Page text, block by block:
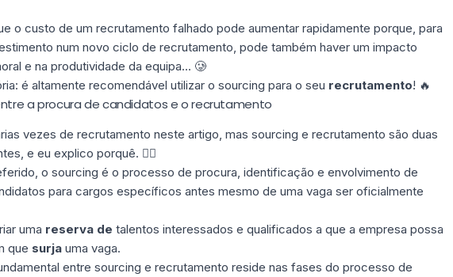
o custo de um recrutamento falhado pode aumentar rapidamente porque, para
num novo ciclo de recrutamento, pode também haver um impacto
e na produtividade da equipa... 🥲
é altamente recomendável utilizar o sourcing para o seu recrutamento! 🔥
a procura de candidatos e o recrutamento
vezes de recrutamento neste artigo, mas sourcing e recrutamento são duas
e eu explico porquê. 👇🏼
o sourcing é o processo de procura, identificação e envolvimento de
para cargos específicos antes mesmo de uma vaga ser oficialmente
uma reserva de talentos interessados e qualificados a que a empresa possa
que surjauma vaga.
entre sourcing e recrutamento reside nas fases do processo de